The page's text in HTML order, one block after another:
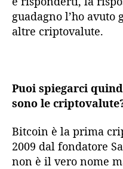
guadagno l’ho
altre criptovalute.
Puoi spiegarci
sono le
Bitcoin è la prima
2009 dal fondatore
non è il vero nome